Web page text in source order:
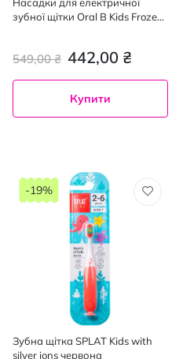
зубної щітки Oral B Kids Frozen
442,00 ₴
549,00 ₴
Купити
Зубна щітка SPLAT Kids with
silver ions червона
-19%